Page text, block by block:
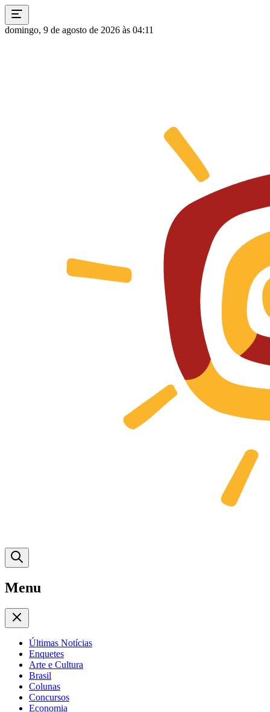
domingo, 9 de agosto de 2026 às 04:11
Menu
Últimas Notícias
Enquetes
Arte e Cultura
Brasil
Colunas
Concursos
Economia